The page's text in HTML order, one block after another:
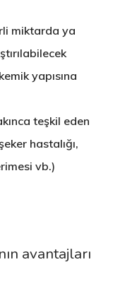
miktarda ya
yapısına
teşkil eden
hastalığı,
vb.)
avantajları